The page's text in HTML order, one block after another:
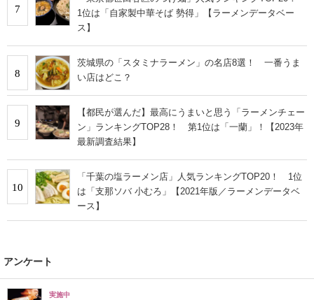
7
1位は「自家製中華そば 勢得」【ラーメンデータベー
ス】
8
茨城県の「スタミナラーメン」の名店8選！ 一番うま
い店はどこ？
9
【都民が選んだ】最高にうまいと思う「ラーメンチェー
ン」ランキングTOP28！ 第1位は「一蘭」！【2023年
最新調査結果】
10
「千葉の塩ラーメン店」人気ランキングTOP20！ 1位
は「支那ソバ 小むろ」【2021年版／ラーメンデータベ
ース】
アンケート
実施中